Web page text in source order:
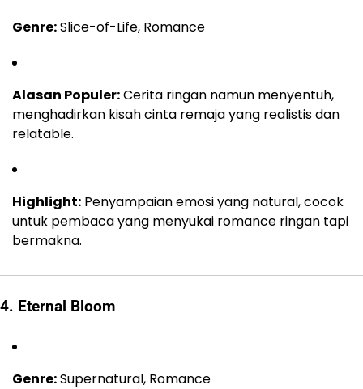
Genre:Slice-of-Life, Romance
Alasan Populer:Cerita ringan namun menyentuh,
menghadirkan kisah cinta remaja yang realistis dan
relatable.
Highlight: Penyampaian emosi yang natural, cocok
untuk pembaca yang menyukai romance ringan tapi
bermakna.
4. Eternal Bloom
Genre:Supernatural, Romance